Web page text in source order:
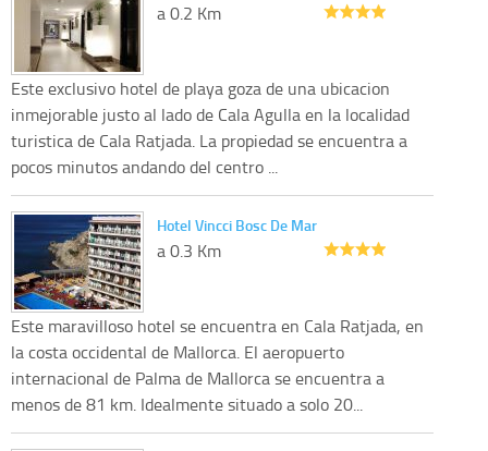
a 0.2 Km
Este exclusivo hotel de playa goza de una ubicacion
inmejorable justo al lado de Cala Agulla en la localidad
turistica de Cala Ratjada. La propiedad se encuentra a
pocos minutos andando del centro ...
Hotel Vincci Bosc De Mar
a 0.3 Km
Este maravilloso hotel se encuentra en Cala Ratjada, en
la costa occidental de Mallorca. El aeropuerto
internacional de Palma de Mallorca se encuentra a
menos de 81 km. Idealmente situado a solo 20...